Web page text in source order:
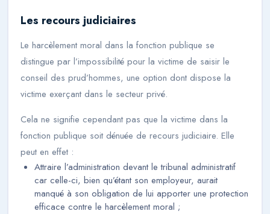
Les recours judiciaires
Le harcèlement moral dans la fonction publique se
distingue par l’impossibilité pour la victime de saisir le
conseil des prud’hommes, une option dont dispose la
victime exerçant dans le secteur privé.
Cela ne signifie cependant pas que la victime dans la
fonction publique soit dénuée de recours judiciaire. Elle
peut en effet :
Attraire l’administration devant le tribunal administratif
car celle-ci, bien qu’étant son employeur, aurait
manqué à son obligation de lui apporter une protection
efficace contre le harcèlement moral ;